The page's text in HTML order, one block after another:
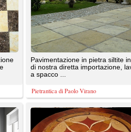
Tutte le immagini presenti sul portale sono di proprietà dei